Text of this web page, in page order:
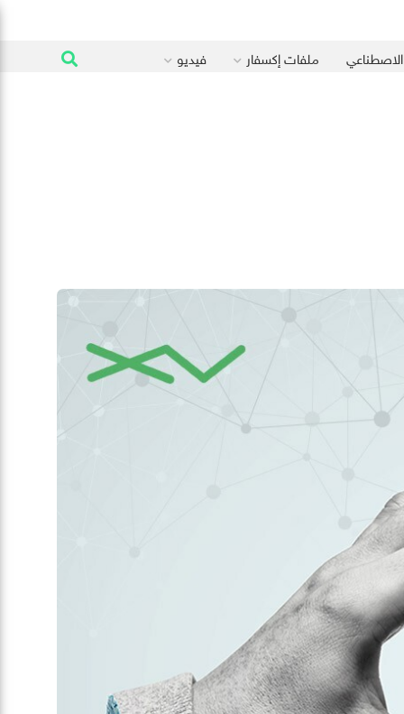
الاصطناعي ملفات إكسفار فيديو